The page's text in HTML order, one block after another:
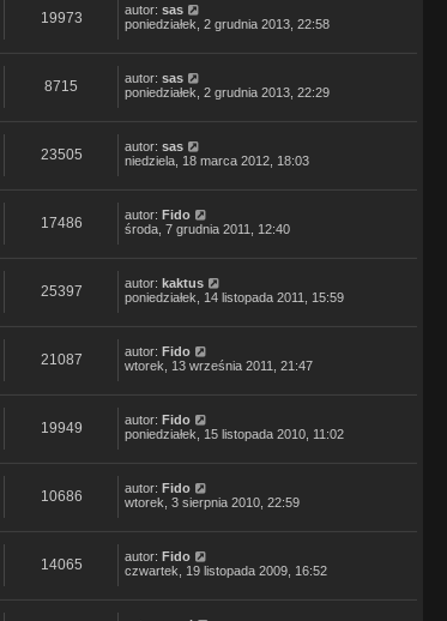
19973 autor: sas
poniedziałek, 2 grudnia 2013, 22:58
8715 autor: sas
poniedziałek, 2 grudnia 2013, 22:29
23505 autor: sas
niedziela, 18 marca 2012, 18:03
17486 autor: Fido
środa, 7 grudnia 2011, 12:40
25397 autor: kaktus
poniedziałek, 14 listopada 2011, 15:59
21087 autor: Fido
wtorek, 13 września 2011, 21:47
19949 autor: Fido
poniedziałek, 15 listopada 2010, 11:02
10686 autor: Fido
wtorek, 3 sierpnia 2010, 22:59
14065 autor: Fido
czwartek, 19 listopada 2009, 16:52